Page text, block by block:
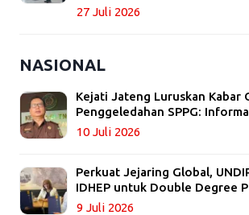
27 Juli 2026
NASIONAL
Kejati Jateng Luruskan Kabar
Penggeledahan SPPG:
10 Juli 2026
Perkuat Jejaring Global,
IDHEP untuk Double Degree
9 Juli 2026